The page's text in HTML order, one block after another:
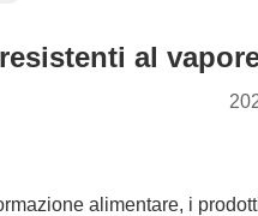
al
alimentare, i